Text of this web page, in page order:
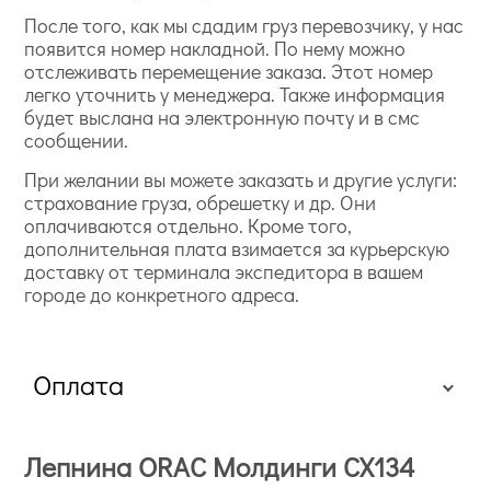
После того, как мы сдадим груз перевозчику, у нас
появится номер накладной. По нему можно
отслеживать перемещение заказа. Этот номер
легко уточнить у менеджера. Также информация
будет выслана на электронную почту и в смс
сообщении.
При желании вы можете заказать и другие услуги:
страхование груза, обрешетку и др. Они
оплачиваются отдельно. Кроме того,
дополнительная плата взимается за курьерскую
доставку от терминала экспедитора в вашем
городе до конкретного адреса.
Оплата
Лепнина ORAC Молдинги CX134